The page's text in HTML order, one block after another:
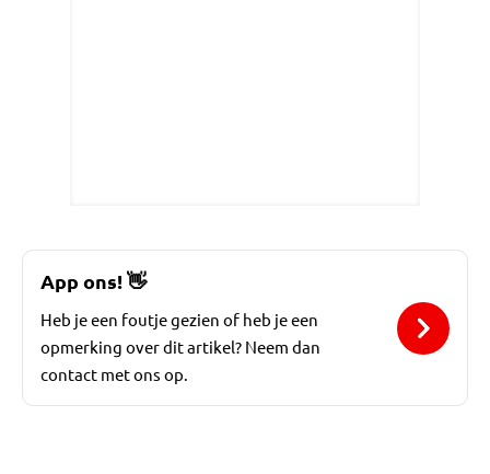
App ons!👋
Heb je een foutje gezien of heb je een
opmerking over dit artikel? Neem dan
contact met ons op.